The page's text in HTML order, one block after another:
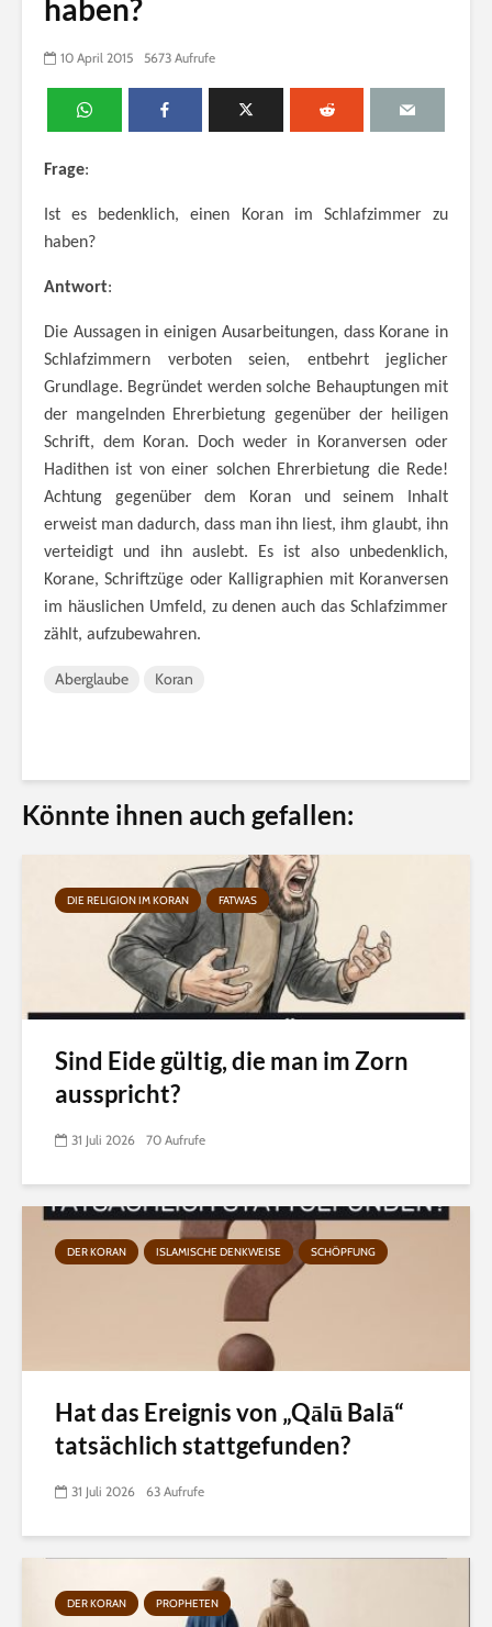
haben?
10 April 2015 5673 Aufrufe
Frage:
Ist es bedenklich, einen Koran im Schlafzimmer zu
haben?
Antwort:
Die Aussagen in einigen Ausarbeitungen, dass Korane in
Schlafzimmern verboten seien, entbehrt jeglicher
Grundlage. Begründet werden solche Behauptungen mit
der mangelnden Ehrerbietung gegenüber der heiligen
Schrift, dem Koran. Doch weder in Koranversen oder
Hadithen ist von einer solchen Ehrerbietung die Rede!
Achtung gegenüber dem Koran und seinem Inhalt
erweist man dadurch, dass man ihn liest, ihm glaubt, ihn
verteidigt und ihn auslebt. Es ist also unbedenklich,
Korane, Schriftzüge oder Kalligraphien mit Koranversen
im häuslichen Umfeld, zu denen auch das Schlafzimmer
zählt, aufzubewahren.
Aberglaube Koran
Könnte ihnen auch gefallen:
DIE RELIGION IM KORAN FATWAS
Sind Eide gültig, die man im Zorn
ausspricht?
31 Juli 2026 70 Aufrufe
DER KORAN ISLAMISCHE DENKWEISE SCHÖPFUNG
Hat das Ereignis von „Qālū Balā“
tatsächlich stattgefunden?
31 Juli 2026 63 Aufrufe
DER KORAN PROPHETEN